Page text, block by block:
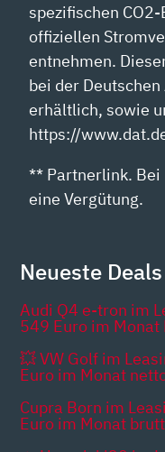
spezifischen
offiziellen
entnehmen.
bei der
erhältlich, sowie
https://
** Partnerlink. Bei
eine Vergütung.
Neueste Deals
Audi Q4 e-tron im
549 Euro im
💥 VW Golf im
Euro im Monat
Cupra Born im
Euro im Monat